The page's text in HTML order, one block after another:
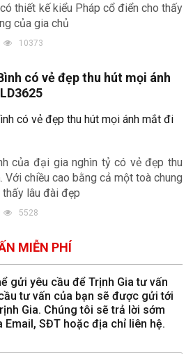
thiết kế kiểu Pháp cổ điển cho thấy
của gia chủ
10373
có vẻ đẹp thu hút mọi ánh
của đại gia nghìn tỷ có vẻ đẹp thu
Với chiều cao bằng cả một toà chung
lâu đài đẹp
5528
MIỄN PHÍ
gửi yêu cầu để Trịnh Gia tư vấn
tư vấn của bạn sẽ được gửi tới
Gia. Chúng tôi sẽ trả lời sớm
Email, SĐT hoặc địa chỉ liên hệ.